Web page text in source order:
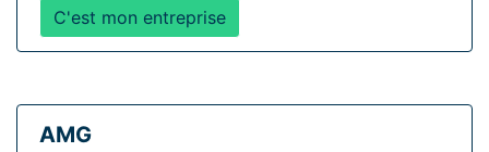
C'est mon entreprise
AMG